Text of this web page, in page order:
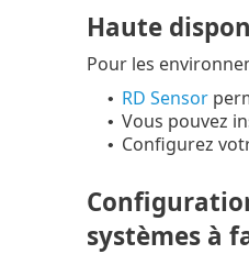
Haute
Pour les
• RD Sensor
• Vous pouvez
• Configurez
systèmes à